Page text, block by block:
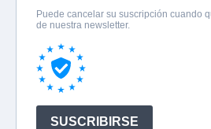
Puede cancelar su suscripción cuando
de nuestra newsletter.
SUSCRIBIRSE